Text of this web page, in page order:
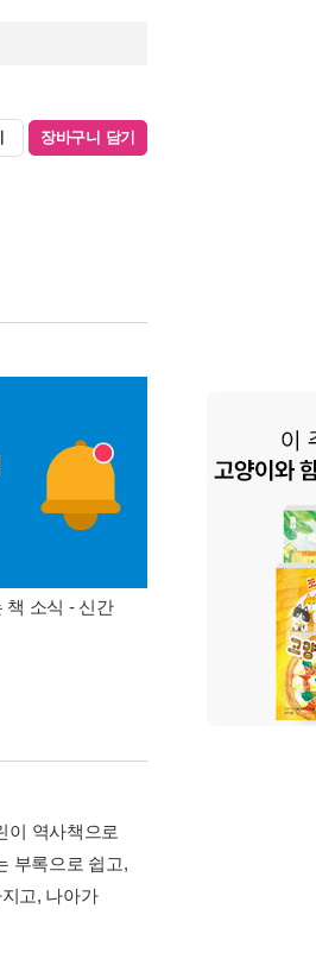
장바구니 담기
책 소식 - 신간
경기컬처패스 1만
이 역사책으로
부록으로 쉽고,
고, 나아가